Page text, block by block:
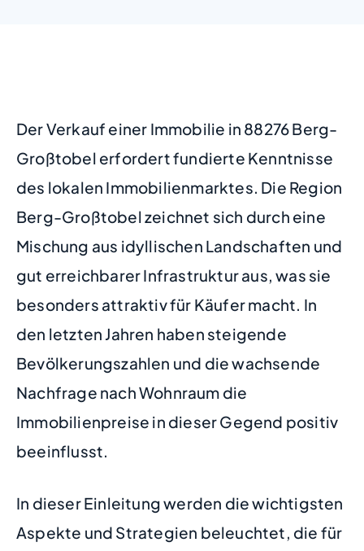
Der Verkauf einer Immobilie in 88276 Berg-
Großtobel erfordert fundierte Kenntnisse
des lokalen Immobilienmarktes. Die Region
Berg-Großtobel zeichnet sich durch eine
Mischung aus idyllischen Landschaften und
gut erreichbarer Infrastruktur aus, was sie
besonders attraktiv für Käufer macht. In
den letzten Jahren haben steigende
Bevölkerungszahlen und die wachsende
Nachfrage nach Wohnraum die
Immobilienpreise in dieser Gegend positiv
beeinflusst.
In dieser Einleitung werden die wichtigsten
Aspekte und Strategien beleuchtet, die für